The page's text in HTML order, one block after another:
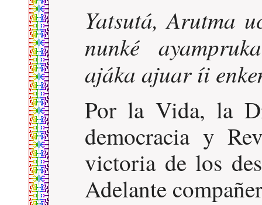
Yatsutá, Arutma
nunké
ajáka ajuar íi
Por la Vida, la
democracia y
victoria de los
Adelante